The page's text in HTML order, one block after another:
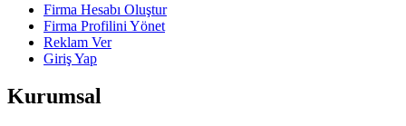
Firma Hesabı Oluştur
Firma Profilini Yönet
Reklam Ver
Giriş Yap
Kurumsal